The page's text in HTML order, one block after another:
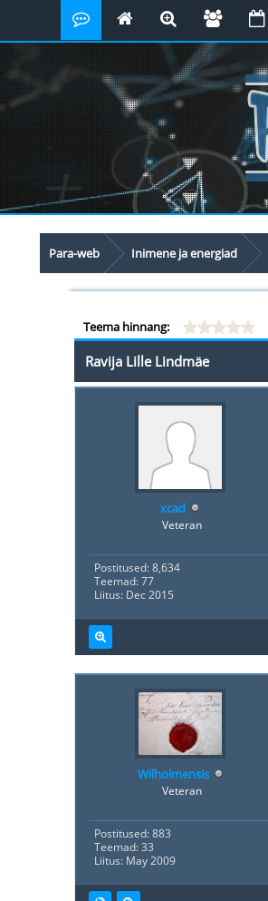
Para-web Inimene ja energiad
Teema hinnang:
Ravija Lille Lindmäe
xcad
Veteran
Postitused: 8,634
Teemad: 77
Liitus: Dec 2015
Wilholmensis
Veteran
Postitused: 883
Teemad: 33
Liitus: May 2009